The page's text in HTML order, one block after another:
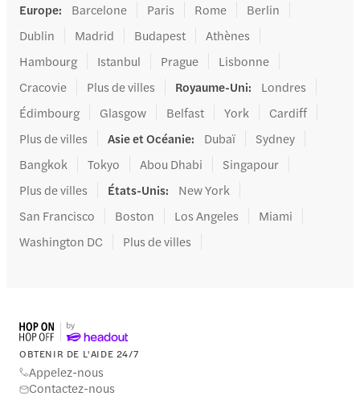
Europe: Barcelone Paris Rome
Berlin
Dublin
Madrid Budapest
Athènes
Hambourg
Istanbul Prague
Lisbonne
Cracovie
Plus de villes Royaume-Uni:
Londres
Édimbourg
Glasgow Belfast York
Cardiff
Plus de villes
Asie et Océanie: Dubaï
Sydney
Bangkok
Tokyo Abou Dhabi
Singapour
Plus de villes
États-Unis:
New York
San Francisco
Boston Los Angeles
Miami
Washington DC
Plus de villes
OBTENIR DE L'AIDE 24/7
Appelez-nous
Contactez-nous